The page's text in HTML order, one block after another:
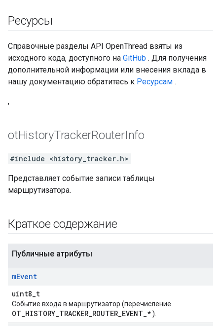
Ресурсы
Справочные разделы API OpenThread взяты из
исходного кода, доступного на GitHub . Для получения
дополнительной информации или внесения вклада в
нашу документацию обратитесь к Ресурсам .
,
otHistoryTrackerRouterInfo
#include <history_tracker.h>
Представляет событие записи таблицы
маршрутизатора.
Краткое содержание
Публичные атрибуты
mEvent
uint8_t
Событие входа в маршрутизатор (перечисление
OT_HISTORY_TRACKER_ROUTER_EVENT_*).